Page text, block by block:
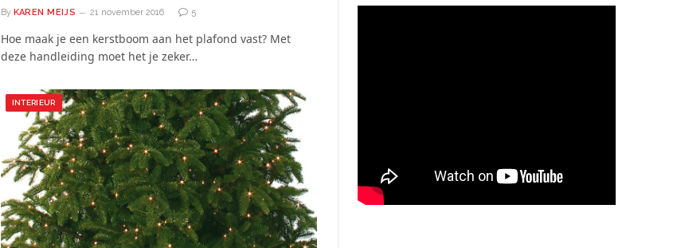
By KAREN MEIJS 21 november 2016 5
Hoe maak je een kerstboom aan het plafond vast? Met
deze handleiding moet het je zeker…
INTERIEUR